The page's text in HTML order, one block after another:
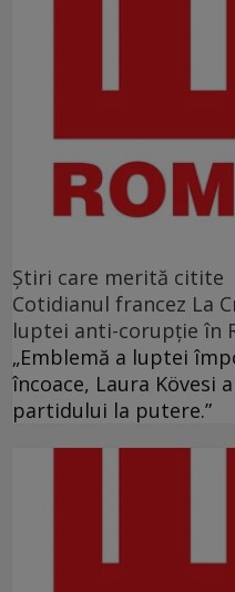
Ştiri care merită citite
Cotidianul francez La
luptei anti-corupţie în
„Emblemă a luptei
încoace, Laura Kövesi
partidului la putere.”